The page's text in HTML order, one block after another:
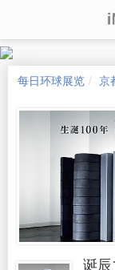
每日环球展览 京
诞